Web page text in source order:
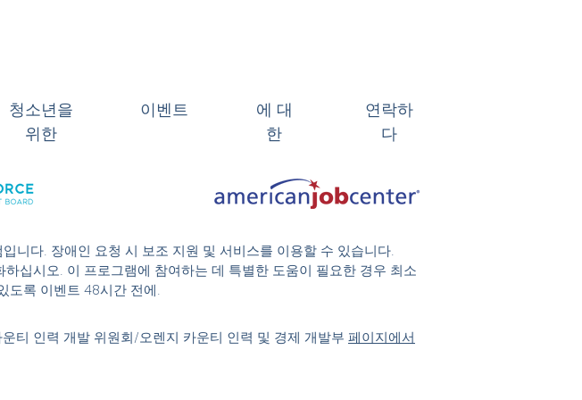
청소년을
위한
이벤트
에 대
한
연락하
다
니다. 장애인 요청 시 보조 지원 및 서비스를 이용할 수 있습니다.
십시오. 이 프로그램에 참여하는 데 특별한 도움이 필요한 경우 최소
도록 이벤트 48시간 전에.
티 인력 개발 위원회/오렌지 카운티 인력 및 경제 개발부 페이지에서